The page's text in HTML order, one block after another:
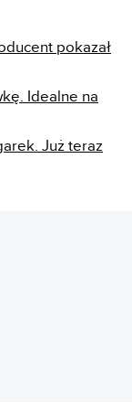
pokazał
Idealne na
Już teraz